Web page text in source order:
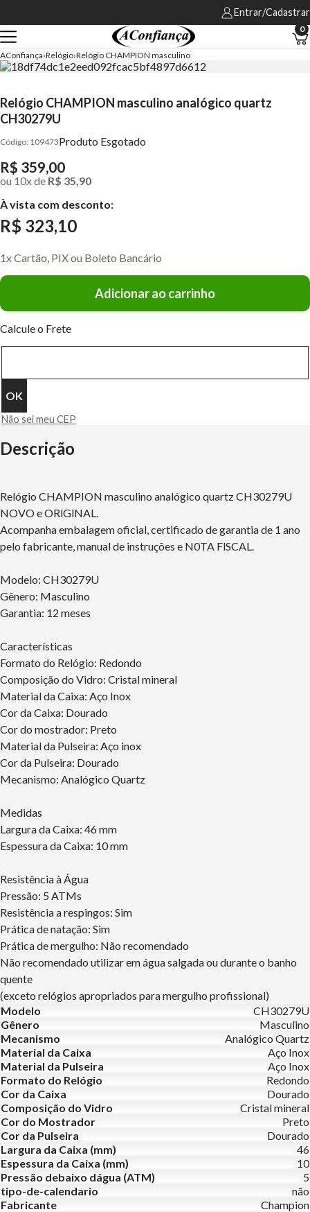
Entrar/Cadastrar
0
AConfiança Relógio Relógio CHAMPION masculino
Relógio CHAMPION masculino analógico quartz
CH30279U
109473Produto Esgotado
R$ 359,00
ou 10xde R$ 35,90
À vista com desconto:
R$ 323,10
1x Cartão, PIX ou Boleto Bancário
Adicionar ao carrinho
Calcule o Frete
Não sei meu CEP
Descrição
Relógio CHAMPION masculino analógico quartz CH30279U
NOVO e ORlGlNAL.
Acompanha embalagem oficial, certificado de garantia de 1 ano
pelo fabricante, manual de instruções e N0TA FlSCAL.
Modelo: CH30279U
Gênero: Masculino
Garantia: 12 meses
Características
Formato do Relógio: Redondo
Composição do Vidro: Cristal mineral
Material da Caixa: Aço Inox
Cor da Caixa: Dourado
Cor do mostrador: Preto
Material da Pulseira: Aço inox
Cor da Pulseira: Dourado
Mecanismo: Analógico Quartz
Medidas
Largura da Caixa: 46 mm
Espessura da Caixa: 10 mm
Resistência à Água
Pressão: 5 ATMs
Resistência a respingos: Sim
Prática de natação: Sim
Prática de mergulho: Não recomendado
Não recomendado utilizar em água salgada ou durante o banho
quente
(exceto relógios apropriados para mergulho profissional)
Modelo
CH30279U
Gênero
Masculino
Mecanismo
Analógico Quartz
Material da Caixa
Aço Inox
Material da Pulseira
Aço Inox
Formato do Relógio
Redondo
Cor da Caixa
Dourado
Composição do Vidro
Cristal mineral
Cor do Mostrador
Preto
Cor da Pulseira
Dourado
Largura da Caixa (mm)
46
Espessura da Caixa (mm)
10
Pressão debaixo dágua (ATM)
5
tipo-de-calendario
não
Fabricante
Champion